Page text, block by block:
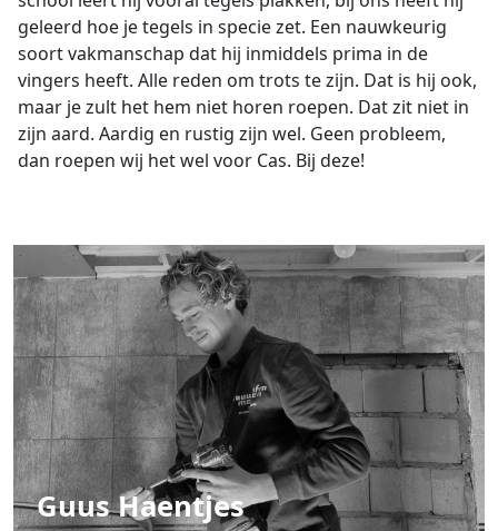
geleerd hoe je tegels in specie zet. Een nauwkeurig
soort vakmanschap dat hij inmiddels prima in de
vingers heeft. Alle reden om trots te zijn. Dat is hij ook,
maar je zult het hem niet horen roepen. Dat zit niet in
zijn aard. Aardig en rustig zijn wel. Geen probleem,
dan roepen wij het wel voor Cas. Bij deze!
Guus Haentjes